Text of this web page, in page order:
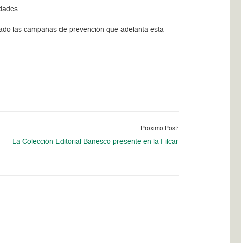
las campañas de prevención que adelanta esta
Proximo Post:
La Colección Editorial Banesco presente en la Filcar